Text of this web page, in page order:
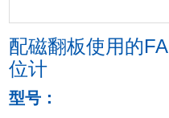
配磁翻板使用的
位计
型号：